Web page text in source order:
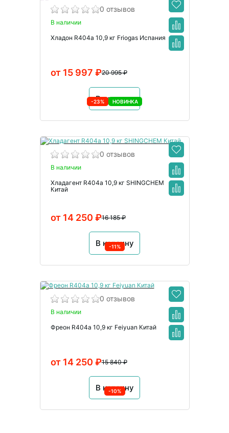
0 отзывов
В наличии
Хладон R404a 10,9 кг Friogas Испания
20 995 ₽
от 15 997 ₽
В корзину
-23% НОВИНКА
0 отзывов
В наличии
Хладагент R404a 10,9 кг SHINGCHEM
Китай
16 185 ₽
от 14 250 ₽
В корзину
-11%
0 отзывов
В наличии
Фреон R404a 10,9 кг Feiyuan Китай
15 840 ₽
от 14 250 ₽
В корзину
-10%